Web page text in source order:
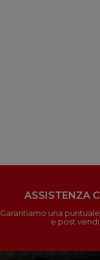
ASSISTENZA
Garantiamo una
e post